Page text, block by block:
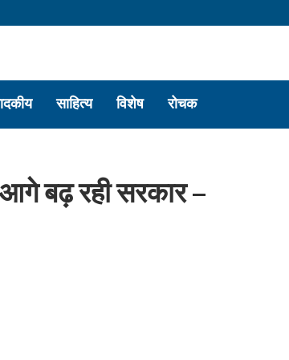
साहित्य विशेष रोचक
बढ़ रही सरकार –